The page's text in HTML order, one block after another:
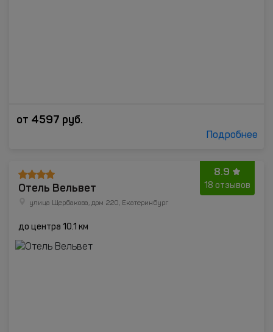
от 4597 руб.
Подробнее
8.9
18 отзывов
Отель Вельвет
улица Щербакова, дом 220, Екатеринбург
до центра 10.1 км